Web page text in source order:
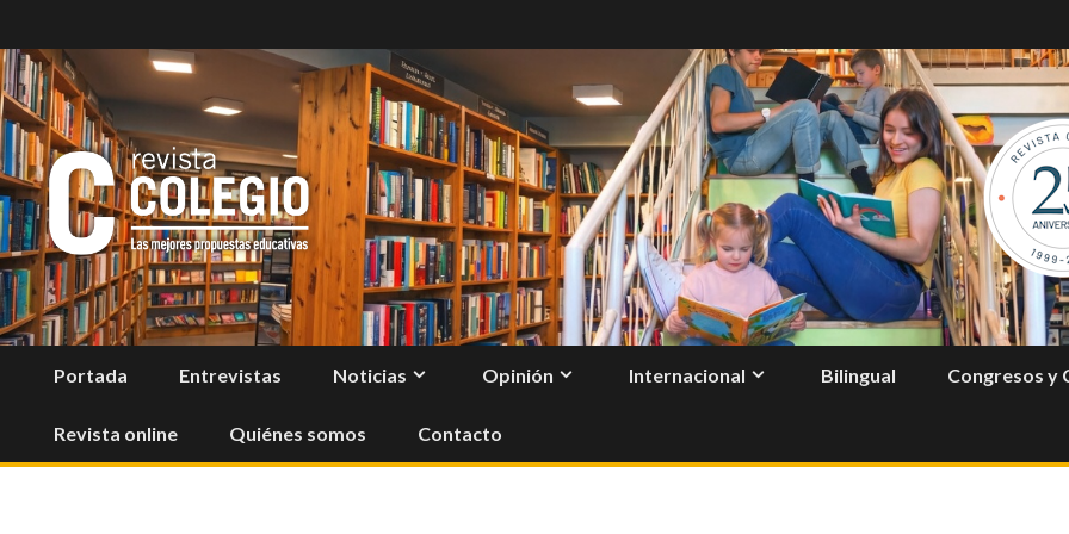
to
content
Portada Entrevistas Noticias Opinión Internacional Bilingual Congresos y
Revista online Quiénes somos Contacto